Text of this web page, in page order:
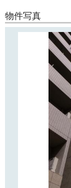
マンションです。
通りを挟んで向かい
か、周辺にはコンビ
中央大学理工学部徒
物件写真